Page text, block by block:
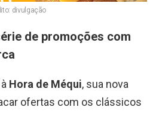
divulgação
de promoções com
Hora de Méqui, sua nova
ofertas com os clássicos